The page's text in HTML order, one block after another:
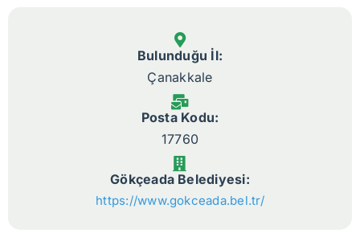
Bulunduğu İl:
Çanakkale
Posta Kodu:
17760
Gökçeada Belediyesi:
https://www.gokceada.bel.tr/